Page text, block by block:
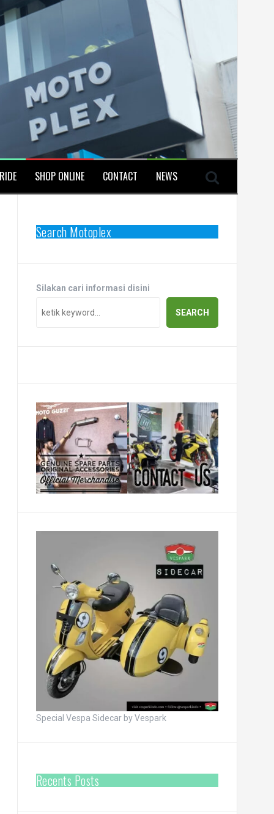
SHOP ONLINE CONTACT NEWS
Search Motoplex
Silakan cari informasi disini
SEARCH
Special Vespa Sidecar by Vespark
Recents Posts